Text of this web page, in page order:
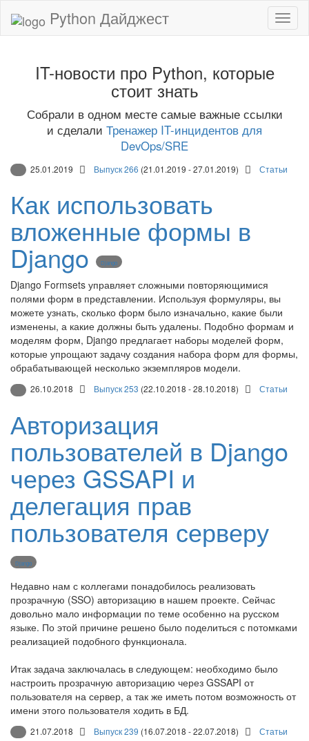
Python Дайджест
IT-новости про Python, которые
стоит знать
Собрали в одном месте самые важные ссылки
и сделали Тренажер IT-инцидентов для
DevOps/SRE
25.01.2019 Выпуск 266 (21.01.2019 - 27.01.2019) Статьи
Как использовать
вложенные формы в
Django Django
Django Formsets управляет сложными повторяющимися
полями форм в представлении. Используя формуляры, вы
можете узнать, сколько форм было изначально, какие были
изменены, а какие должны быть удалены. Подобно формам и
моделям форм, Django предлагает наборы моделей форм,
которые упрощают задачу создания набора форм для формы,
обрабатывающей несколько экземпляров модели.
26.10.2018 Выпуск 253 (22.10.2018 - 28.10.2018) Статьи
Авторизация
пользователей в Django
через GSSAPI и
делегация прав
пользователя серверу
Django
Недавно нам с коллегами понадобилось реализовать
прозрачную (SSO) авторизацию в нашем проекте. Сейчас
довольно мало информации по теме особенно на русском
языке. По этой причине решено было поделиться с потомками
реализацией подобного функционала.
Итак задача заключалась в следующем: необходимо было
настроить прозрачную авторизацию через GSSAPI от
пользователя на сервер, а так же иметь потом возможность от
имени этого пользователя ходить в БД.
21.07.2018 Выпуск 239 (16.07.2018 - 22.07.2018) Статьи